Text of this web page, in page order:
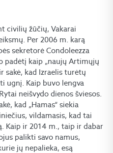
civilių žūčių, Vakarai
Per 2006 m. karą
sekretorė Condoleezza
padėtį kaip „naujų Artimųjų
sakė, kad Izraelis turėtų
ugnį. Kaip buvo lengva
neišvydo dienos šviesos.
kad „Hamas“ siekia
vildamasis, kad tai
Kaip ir 2014 m., taip ir dabar
palikti savo namus,
jų nepalieka, esą